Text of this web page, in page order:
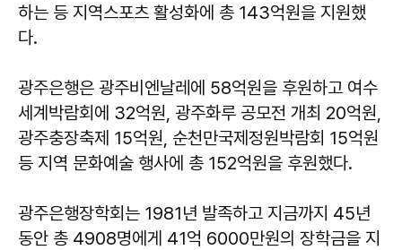
하는 등 지역스포츠 활성화에 총 143억원을 지원했
다.
광주은행은 광주비엔날레에 58억원을 후원하고 여수
세계박람회에 32억원, 광주화루 공모전 개최 20억원,
광주충장축제 15억원, 순천만국제정원박람회 15억원
등 지역 문화예술 행사에 총 152억원을 후원했다.
광주은행장학회는 1981년 발족하고 지금까지 45년
동안 총 4908명에게 41억 6000만원의 장학금을 지